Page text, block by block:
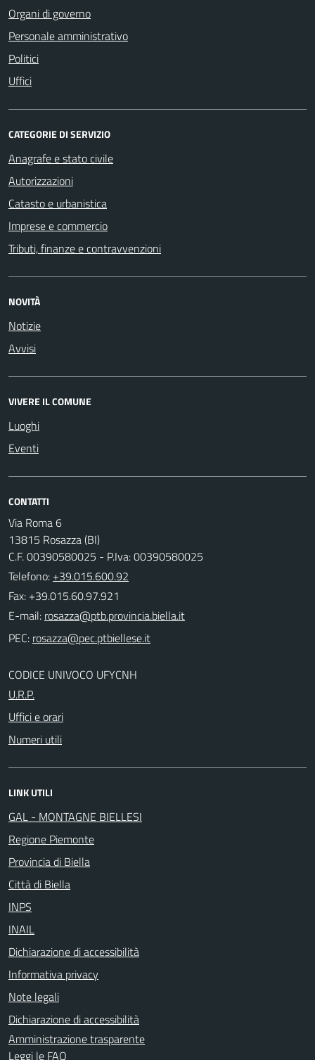
Organi di governo
Personale amministrativo
Politici
Uffici
CATEGORIE DI SERVIZIO
Anagrafe e stato civile
Autorizzazioni
Catasto e urbanistica
Imprese e commercio
Tributi, finanze e contravvenzioni
NOVITÀ
Notizie
Avvisi
VIVERE IL COMUNE
Luoghi
Eventi
CONTATTI
Via Roma 6
13815 Rosazza (BI)
C.F. 00390580025 - P.Iva: 00390580025
Telefono: +39.015.600.92
Fax: +39.015.60.97.921
E-mail:
PEC:
CODICE UNIVOCO UFYCNH
U.R.P.
Uffici e orari
Numeri utili
LINK UTILI
GAL - MONTAGNE BIELLESI
Regione Piemonte
Provincia di Biella
Città di Biella
INPS
INAIL
Dichiarazione di accessibilità
Informativa privacy
Note legali
Dichiarazione di accessibilità
Amministrazione trasparente
Leggi le FAQ